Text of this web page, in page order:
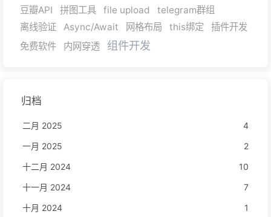
豆瓣API
拼图工具 file upload
telegram群组
离线验证
Async/Await 网格布局 this绑定
插件开发
免费软件
内网穿透 组件开发
归档
二月 2025
4
一月 2025
2
十二月 2024
10
十一月 2024
7
十月 2024
1